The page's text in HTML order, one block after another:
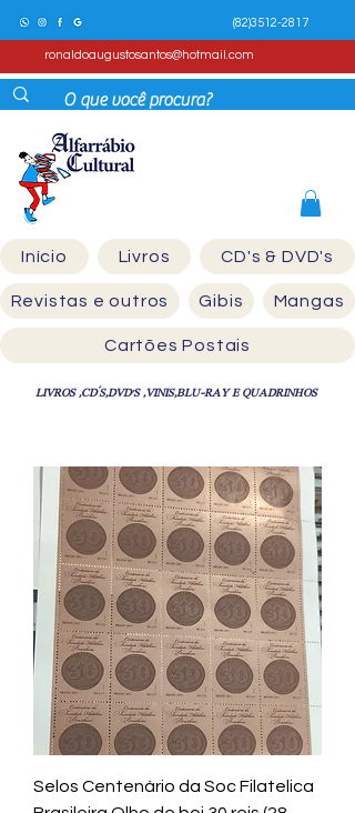
ronaldoaugustosantos@hotmail.com
Início Livros CD's & DVD's
Revistas e outros Gibis Mangas
Cartões Postais
(82)3512-2817
LIVROS ,CD´S,DVD'S ,VINIS,BLU-RAY E QUADRINHOS
Selos Centenário da Soc Filatelica